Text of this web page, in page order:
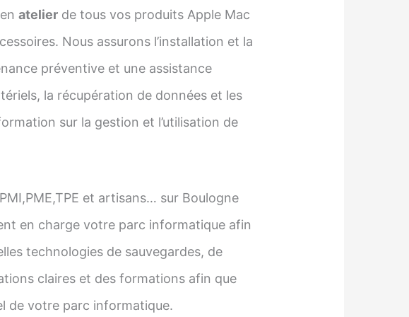
atelier de tous vos produits Apple Mac
Nous assurons l’installation et la
préventive et une assistance
la récupération de données et les
sur la gestion et l’utilisation de
et artisans… sur Boulogne
en charge votre parc informatique afin
technologies de sauvegardes, de
claires et des formations afin que
de votre parc informatique.